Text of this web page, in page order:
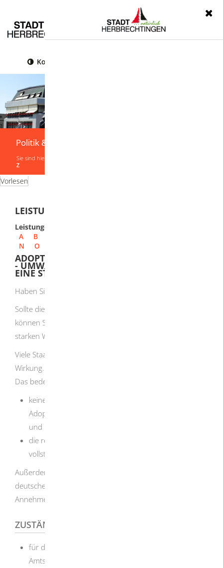
Kontrast
Politik & Verwaltung
Sie sind hier:
Z
Vorlesen
LEISTUNGEN VON A-Z
Leistungen
A
B
N
O
ADOPTION EINES AUSLÄNDISCHEN KINDES
- UMWANDLUNG EINER SCHWACHEN IN
EINE STARKE ADOPTION BEANTRAGEN
Haben Sie im Ausland ein Kind adoptiert?
Sollte diese Adoption nur schwache Wirkungen haben,
können Sie diese in Deutschland in eine Adoption mit
starken Wirkungen umwandeln lassen.
Viele Staaten kennen nur die Adoption mit schwacher
Wirkung.
Das bedeutet, dass
keine vollständige rechtliche Eingliederung des
Adoptivkindes in die Adoptivfamilie vollzogen wird
und
die rechtlichen Bindungen zur Herkunftsfamilie nicht
vollständig abgebrochen werden.
Außerdem erhält das Adoptivkind nicht automatisch die
deutsche Staatsangehörigkeit, wenn einer der
Annehmenden Deutsche oder Deutscher ist.
ZUSTÄNDIGE STELLE
für den Bezirk des Oberlandesgerichts Karlsruhe: das
Amtsgericht Karlsruhe